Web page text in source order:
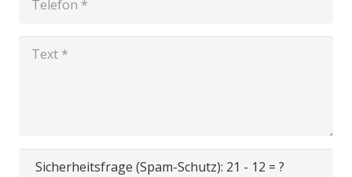
Sicherheitsfrage (Spam-Schutz): 21 - 12 = ?